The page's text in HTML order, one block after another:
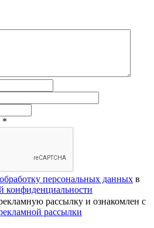
*
персональных данных в
конфиденциальности
рассылку и ознакомлен с
рассылки